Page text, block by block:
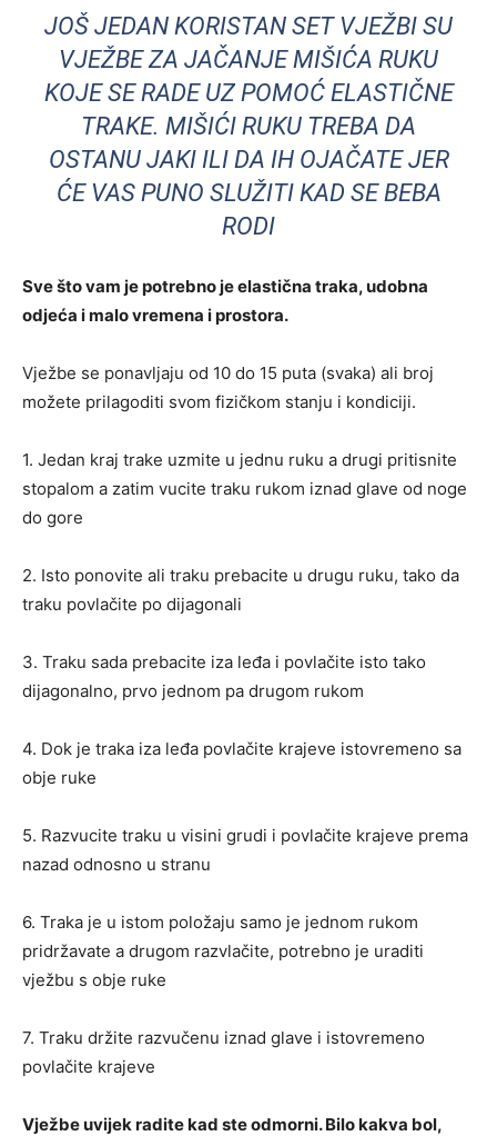
JOŠ JEDAN KORISTAN SET VJEŽBI SU
VJEŽBE ZA JAČANJE MIŠIĆA RUKU
KOJE SE RADE UZ POMOĆ ELASTIČNE
TRAKE. MIŠIĆI RUKU TREBA DA
OSTANU JAKI ILI DA IH OJAČATE JER
ĆE VAS PUNO SLUŽITI KAD SE BEBA
RODI
Sve što vam je potrebno je elastična traka, udobna
odjeća i malo vremena i prostora.
Vježbe se ponavljaju od 10 do 15 puta (svaka) ali broj
možete prilagoditi svom fizičkom stanju i kondiciji.
1. Jedan kraj trake uzmite u jednu ruku a drugi pritisnite
stopalom a zatim vucite traku rukom iznad glave od noge
do gore
2. Isto ponovite ali traku prebacite u drugu ruku, tako da
traku povlačite po dijagonali
3. Traku sada prebacite iza leđa i povlačite isto tako
dijagonalno, prvo jednom pa drugom rukom
4. Dok je traka iza leđa povlačite krajeve istovremeno sa
obje ruke
5. Razvucite traku u visini grudi i povlačite krajeve prema
nazad odnosno u stranu
6. Traka je u istom položaju samo je jednom rukom
pridržavate a drugom razvlačite, potrebno je uraditi
vježbu s obje ruke
7. Traku držite razvučenu iznad glave i istovremeno
povlačite krajeve
Vježbe uvijek radite kad ste odmorni. Bilo kakva bol,